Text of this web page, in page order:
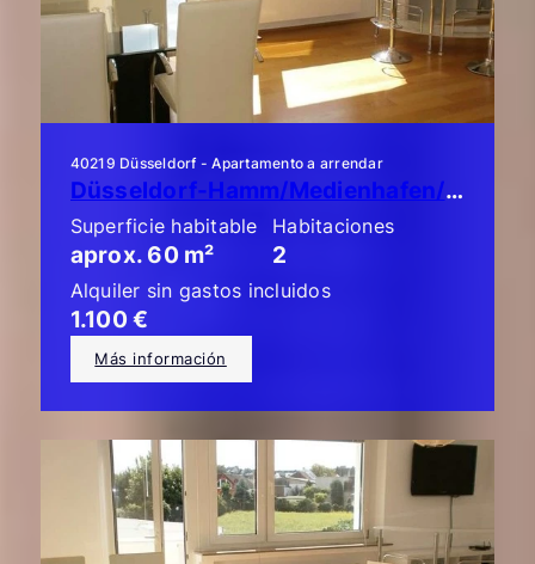
40219 Düsseldorf - Apartamento a arrendar
Düsseldorf-Hamm/Medienhafen/Unterbilk: ¡Piso de lujo de 2 habitaciones con balcón!
Superficie habitable
aprox. 60 m²
Habitaciones
2
Alquiler sin gastos incluidos
1.100 €
Más información